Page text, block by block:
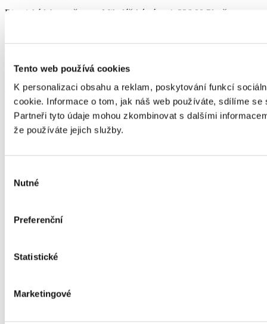
Tento web používá cookies
K personalizaci obsahu a reklam, poskytování funkcí
cookie. Informace o tom, jak náš web používáte, sdílíme
Partneři tyto údaje mohou zkombinovat s dalšími
že používáte jejich služby.
souhlasu
Nutné
Preferenční
Statistické
Marketingové
Bioptická laboratoř s.r.o., Mikulášské nám. 4, 326 00 Plzeň
49197827 • Spisová značka: C 4435 vedená u Krajského soudu v
Plzni • Sídlo: Plzeň, Mikulášské nám. 628/4, PSČ 326 00
Zásady cookies